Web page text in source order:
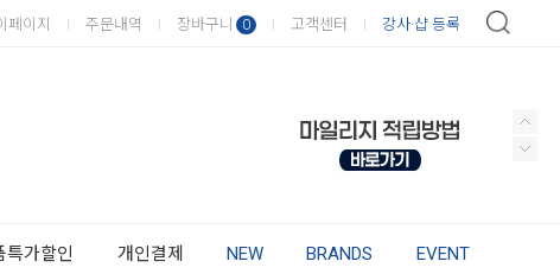
페이지 주문내역 장바구니 0 고객센터 강사·샵 등록
특가할인 개인결제 NEW BRANDS EVENT